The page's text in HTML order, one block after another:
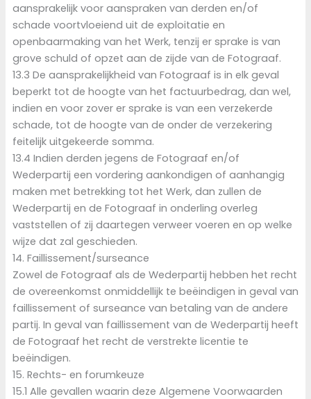
aansprakelijk voor aanspraken van derden en/of
schade voortvloeiend uit de exploitatie en
openbaarmaking van het Werk, tenzij er sprake is van
grove schuld of opzet aan de zijde van de Fotograaf.
13.3 De aansprakelijkheid van Fotograaf is in elk geval
beperkt tot de hoogte van het factuurbedrag, dan wel,
indien en voor zover er sprake is van een verzekerde
schade, tot de hoogte van de onder de verzekering
feitelijk uitgekeerde somma.
13.4 Indien derden jegens de Fotograaf en/of
Wederpartij een vordering aankondigen of aanhangig
maken met betrekking tot het Werk, dan zullen de
Wederpartij en de Fotograaf in onderling overleg
vaststellen of zij daartegen verweer voeren en op welke
wijze dat zal geschieden.
14. Faillissement/surseance
Zowel de Fotograaf als de Wederpartij hebben het recht
de overeenkomst onmiddellijk te beëindigen in geval van
faillissement of surseance van betaling van de andere
partij. In geval van faillissement van de Wederpartij heeft
de Fotograaf het recht de verstrekte licentie te
beëindigen.
15. Rechts- en forumkeuze
15.1 Alle gevallen waarin deze Algemene Voorwaarden